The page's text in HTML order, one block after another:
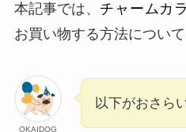
本記事では、 チャームカ
お買い物する方法について
OKAIDOG
以下がおさら